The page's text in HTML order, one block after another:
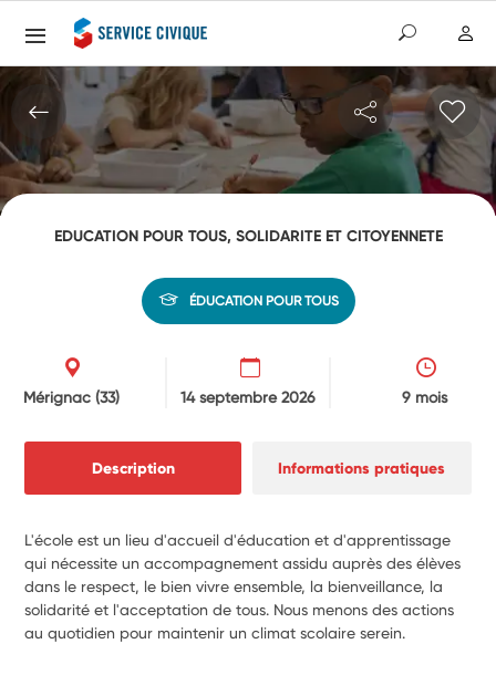
EDUCATION POUR TOUS, SOLIDARITE ET CITOYENNETE
ÉDUCATION POUR TOUS
Mérignac(33) 14 septembre 2026 9 mois
Description Informations pratiques
L'école est un lieu d'accueil d'éducation et d'apprentissage
qui nécessite un accompagnement assidu auprès des élèves
dans le respect, le bien vivre ensemble, la bienveillance, la
solidarité et l'acceptation de tous. Nous menons des actions
au quotidien pour maintenir un climat scolaire serein.